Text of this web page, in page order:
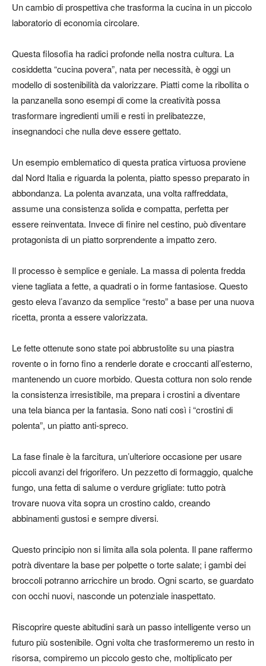
Un cambio di prospettiva che trasforma la cucina in un piccolo
laboratorio di economia circolare.
Questa filosofia ha radici profonde nella nostra cultura. La
cosiddetta “cucina povera”, nata per necessità, è oggi un
modello di sostenibilità da valorizzare. Piatti come la ribollita o
la panzanella sono esempi di come la creatività possa
trasformare ingredienti umili e resti in prelibatezze,
insegnandoci che nulla deve essere gettato.
Un esempio emblematico di questa pratica virtuosa proviene
dal Nord Italia e riguarda la polenta, piatto spesso preparato in
abbondanza. La polenta avanzata, una volta raffreddata,
assume una consistenza solida e compatta, perfetta per
essere reinventata. Invece di finire nel cestino, può diventare
protagonista di un piatto sorprendente a impatto zero.
Il processo è semplice e geniale. La massa di polenta fredda
viene tagliata a fette, a quadrati o in forme fantasiose. Questo
gesto eleva l’avanzo da semplice “resto” a base per una nuova
ricetta, pronta a essere valorizzata.
Le fette ottenute sono state poi abbrustolite su una piastra
rovente o in forno fino a renderle dorate e croccanti all’esterno,
mantenendo un cuore morbido. Questa cottura non solo rende
la consistenza irresistibile, ma prepara i crostini a diventare
una tela bianca per la fantasia. Sono nati così i “crostini di
polenta”, un piatto anti-spreco.
La fase finale è la farcitura, un’ulteriore occasione per usare
piccoli avanzi del frigorifero. Un pezzetto di formaggio, qualche
fungo, una fetta di salume o verdure grigliate: tutto potrà
trovare nuova vita sopra un crostino caldo, creando
abbinamenti gustosi e sempre diversi.
Questo principio non si limita alla sola polenta. Il pane raffermo
potrà diventare la base per polpette o torte salate; i gambi dei
broccoli potranno arricchire un brodo. Ogni scarto, se guardato
con occhi nuovi, nasconde un potenziale inaspettato.
Riscoprire queste abitudini sarà un passo intelligente verso un
futuro più sostenibile. Ogni volta che trasformeremo un resto in
risorsa, compiremo un piccolo gesto che, moltiplicato per